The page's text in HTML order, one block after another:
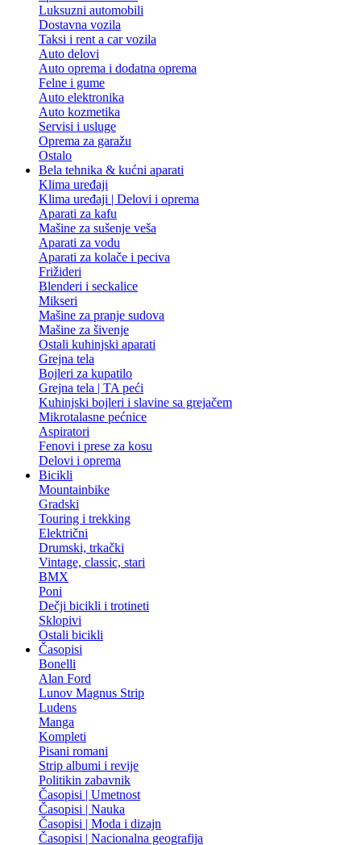
Luksuzni automobili
Dostavna vozila
Taksi i rent a car vozila
Auto delovi
Auto oprema i dodatna oprema
Felne i gume
Auto elektronika
Auto kozmetika
Servisi i usluge
Oprema za garažu
Ostalo
Bela tehnika & kućni aparati
Klima uređaji
Klima uređaji | Delovi i oprema
Aparati za kafu
Mašine za sušenje veša
Aparati za vodu
Aparati za kolače i peciva
Frižideri
Blenderi i seckalice
Mikseri
Mašine za pranje sudova
Mašine za šivenje
Ostali kuhinjski aparati
Grejna tela
Bojleri za kupatilo
Grejna tela | TA peći
Kuhinjski bojleri i slavine sa grejačem
Mikrotalasne pećnice
Aspiratori
Fenovi i prese za kosu
Delovi i oprema
Bicikli
Mountainbike
Gradski
Touring i trekking
Električni
Drumski, trkački
Vintage, classic, stari
BMX
Poni
Dečji bicikli i trotineti
Sklopivi
Ostali bicikli
Časopisi
Bonelli
Alan Ford
Lunov Magnus Strip
Ludens
Manga
Kompleti
Pisani romani
Strip albumi i revije
Politikin zabavnik
Časopisi | Umetnost
Časopisi | Nauka
Časopisi | Moda i dizajn
Časopisi | Nacionalna geografija